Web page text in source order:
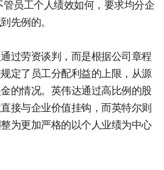
员工个人绩效如何，要求均分企
先例的。
过劳资谈判，而是根据公司章程
定了员工分配利益的上限，从源
的情况。英伟达通过高比例的股
接与企业价值挂钩，而英特尔则
为更加严格的以个人业绩为中心